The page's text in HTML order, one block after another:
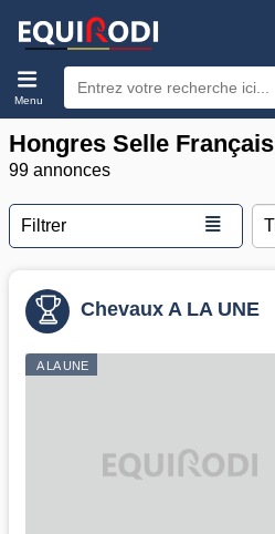
Menu
Hongres Selle
99 annonces
Filtrer ≣
Chevaux A LA UNE
A LA UNE